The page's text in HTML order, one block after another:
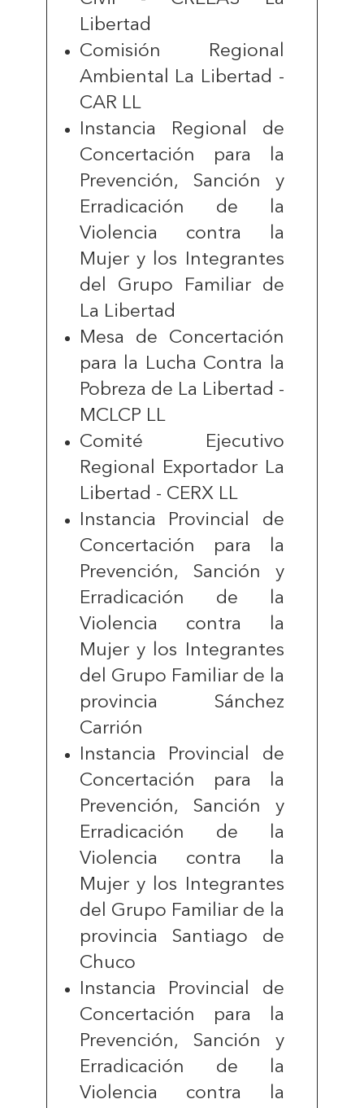
Libertad
Comisión Regional
Ambiental La Libertad -
CAR LL
Instancia Regional de
Concertación para la
Prevención, Sanción y
Erradicación de la
Violencia contra la
Mujer y los Integrantes
del Grupo Familiar de
La Libertad
Mesa de Concertación
para la Lucha Contra la
Pobreza de La Libertad -
MCLCP LL
Comité Ejecutivo
Regional Exportador La
Libertad - CERX LL
Instancia Provincial de
Concertación para la
Prevención, Sanción y
Erradicación de la
Violencia contra la
Mujer y los Integrantes
del Grupo Familiar de la
provincia Sánchez
Carrión
Instancia Provincial de
Concertación para la
Prevención, Sanción y
Erradicación de la
Violencia contra la
Mujer y los Integrantes
del Grupo Familiar de la
provincia Santiago de
Chuco
Instancia Provincial de
Concertación para la
Prevención, Sanción y
Erradicación de la
Violencia contra la